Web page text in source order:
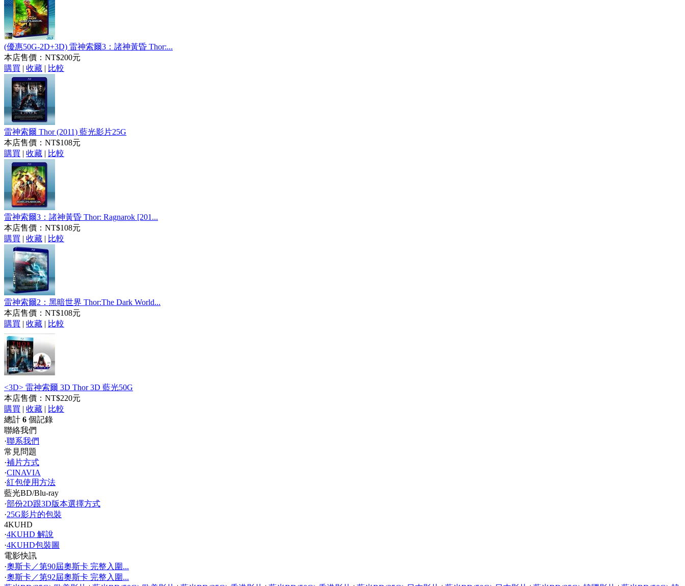
(優惠50G-2D+3D) 雷神索爾3：諸神黃昏 Thor:...
本店售價： NT$200元
購買 | 收藏 | 比較
雷神索爾 Thor (2011) 藍光影片25G
本店售價： NT$108元
購買 | 收藏 | 比較
雷神索爾3：諸神黃昏 Thor: Ragnarok [201...
本店售價： NT$108元
購買 | 收藏 | 比較
雷神索爾2：黑暗世界 Thor:The Dark World...
本店售價： NT$108元
購買 | 收藏 | 比較
<3D> 雷神索爾 3D Thor 3D 藍光50G
本店售價： NT$220元
購買 | 收藏 | 比較
總計 6 個記錄
聯絡我們
·聯系我們
常見問題
·補片方式
·CINAVIA
·紅包使用方法
藍光BD/Blu-ray
·部份2D跟3D版本選擇方式
·25G影片的包裝
4KUHD
·4KUHD 解說
·4KUHD包裝圖
電影快訊
·奧斯卡／第90屆奧斯卡 完整入圍...
·奧斯卡／第92屆奧斯卡 完整入圍...